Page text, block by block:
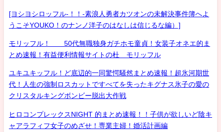
[ヨシヨシロッフル-！！-素浪人勇者カツオンの未解決事件簿へよ
うこそYOUKO！のナンノ洋子のはなしは信じるな編）]
モリッフル！ 50代無職独身ガチホモ童貞！女装子オネエ的ま
とめ速報！有益便利情報サイトの杜 モリッフル
ユキユキッフル！ど底辺的一同驚愕騒然まとめ速報！超氷河期世
代！人生の強制ロスカットですべてを失ったキグナス氷子の愛の
クリスタルキングボンビー脱出大作戦
ヒロコンプレックスNIGHT 的まとめ速報！！子供が欲しいど陰キ
ャアラフィフ女子のめざせ！専業主婦！婚活計画編